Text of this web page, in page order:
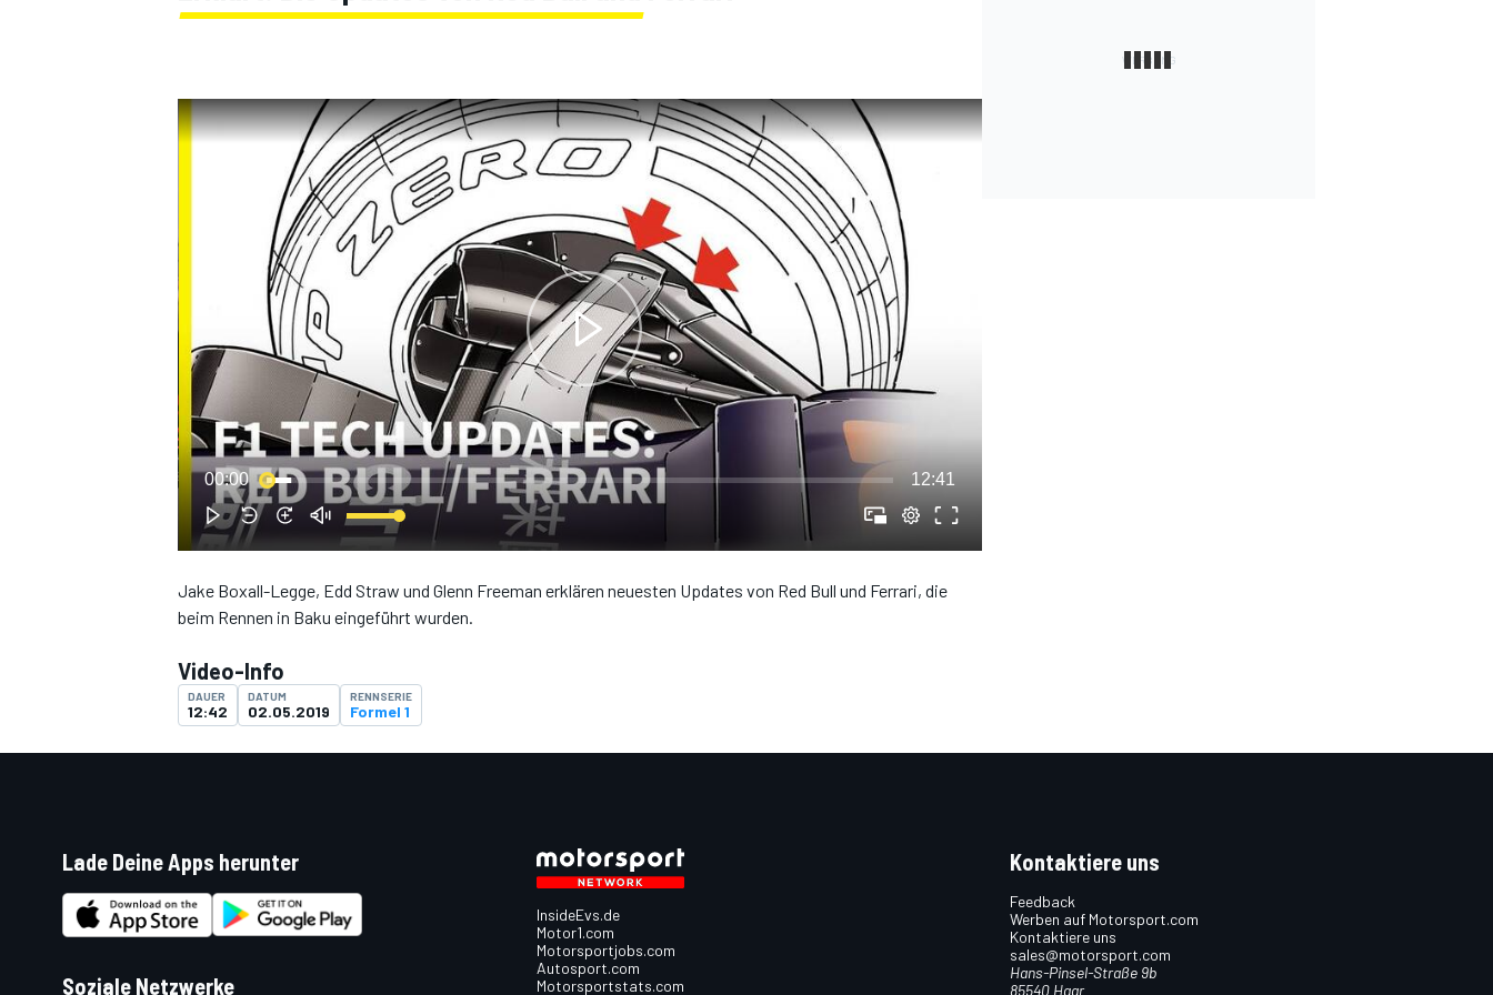
00:00 12:41
Jake Boxall-Legge, Edd Straw und Glenn Freeman erklären neuesten Updates von Red Bull und Ferrari, die
beim Rennen in Baku eingeführt wurden.
Video-Info
DAUER
12:42
DATUM
02.05.2019
RENNSERIE
Formel 1
Lade Deine Apps herunter
Soziale Netzwerke
InsideEvs.de
Motor1.com
Motorsportjobs.com
Autosport.com
Motorsportstats.com
Kontaktiere uns
Feedback
Werben auf Motorsport.com
Kontaktiere uns
sales@motorsport.com
Hans-Pinsel-Straße 9b
85540 Haar